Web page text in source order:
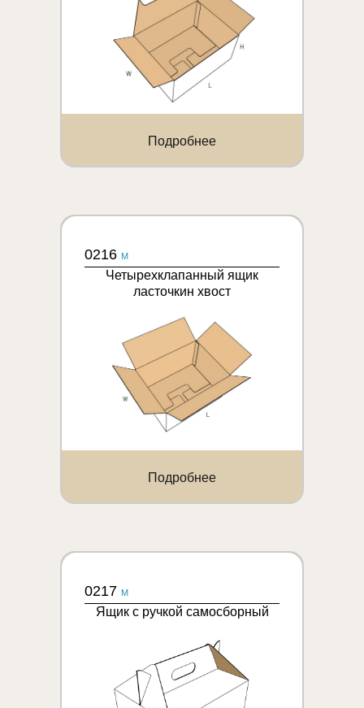
Подробнее
0216 M
Четырехклапанный ящик
ласточкин хвост
Подробнее
0217 M
Ящик с ручкой самосборный